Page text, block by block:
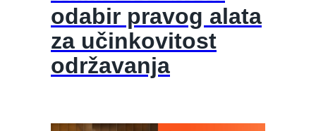
odabir pravog alata
za učinkovitost
održavanja